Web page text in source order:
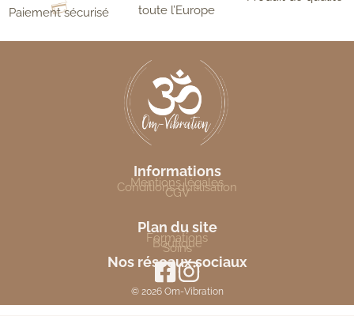
Paiement sécurisé
toute l’Europe
Informations
Mentions légales
Conditions d’utilisation
CGV
Plan du site
Formations
Boutique
Soins
Nos réseaux sociaux
© 2026 Om-Vibration